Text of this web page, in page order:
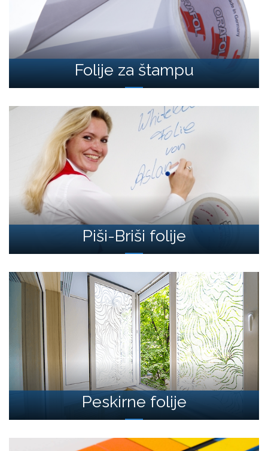
Folije za štampu
Piši-Briši folije
Peskirne folije